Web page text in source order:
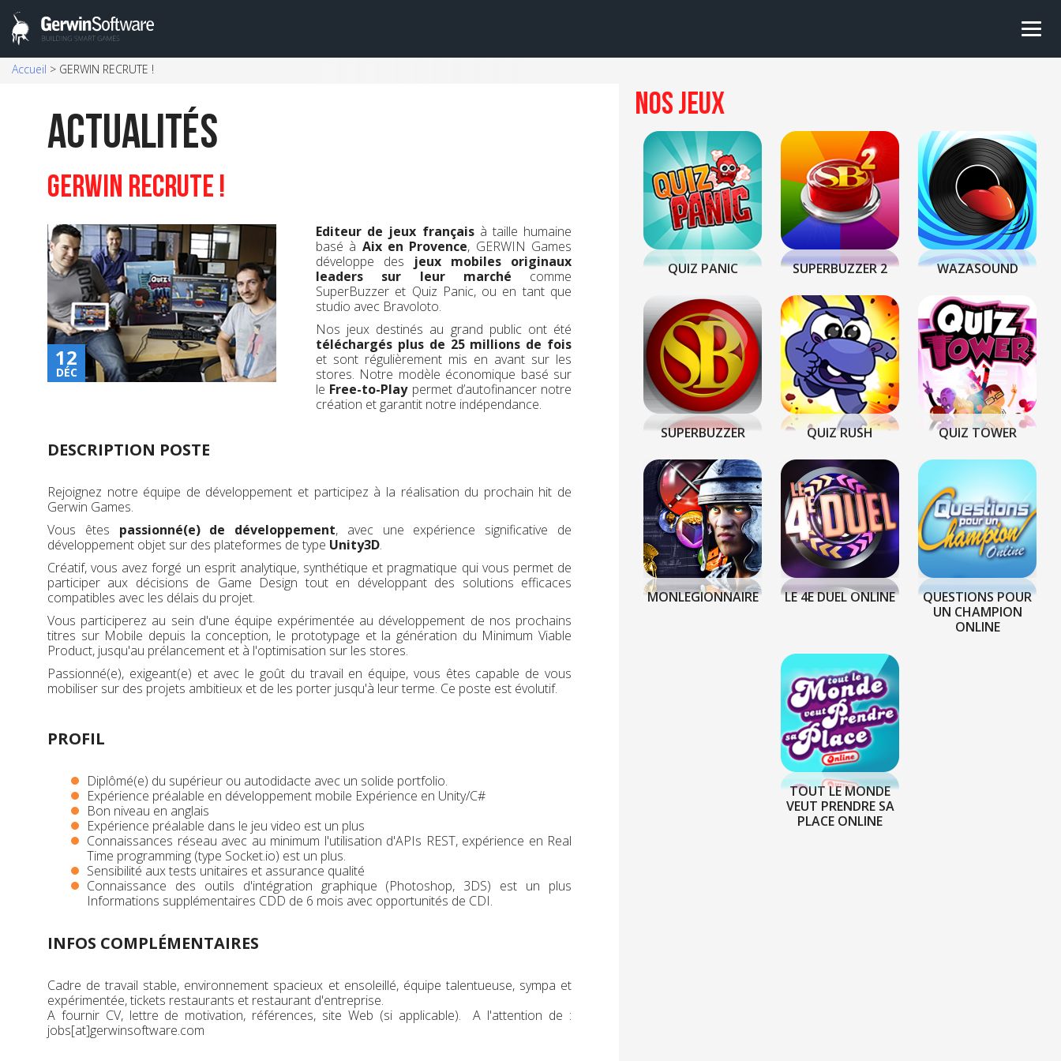
SkipAccueil > GERWIN RECRUTE !
Actualités
GERWIN RECRUTE !
12
DÉC
Editeur de jeux françaisà taille humaine
basé à Aix en Provence, GERWIN Games
développe des jeux mobiles originaux
leaders sur leur marché comme
SuperBuzzer et Quiz Panic, ou en tant que
studio avec Bravoloto.
Nos jeux destinés au grand public ont été
téléchargés plus de 25 millions de fois
et sont régulièrement mis en avant sur les
stores. Notre modèle économique basé sur
le Free-to-Playpermet d’autofinancer notre
création et garantit notre indépendance.
DESCRIPTION POSTE
Rejoignez notre équipe de développement et participez à la réalisation du prochain hit de
Gerwin Games.
Vous êtes passionné(e) de développement, avec une expérience significative de
développement objet sur des plateformes de type Unity3D.
Créatif, vous avez forgé un esprit analytique, synthétique et pragmatique qui vous permet de
participer aux décisions de Game Design tout en développant des solutions efficaces
compatibles avec les délais du projet.
Vous participerez au sein d'une équipe expérimentée au développement de nos prochains
titres sur Mobile depuis la conception, le prototypage et la génération du Minimum Viable
Product, jusqu'au prélancement et à l'optimisation sur les stores.
Passionné(e), exigeant(e) et avec le goût du travail en équipe, vous êtes capable de vous
mobiliser sur des projets ambitieux et de les porter jusqu'à leur terme. Ce poste est évolutif.
PROFIL
Diplômé(e) du supérieur ou autodidacte avec un solide portfolio.
Expérience préalable en développement mobile Expérience en Unity/C#
Bon niveau en anglais
Expérience préalable dans le jeu video est un plus
Connaissances réseau avec au minimum l'utilisation d'APIs REST, expérience en Real
Time programming (type Socket.io) est un plus.
Sensibilité aux tests unitaires et assurance qualité
Connaissance des outils d'intégration graphique (Photoshop, 3DS) est un plus
Informations supplémentaires CDD de 6 mois avec opportunités de CDI.
INFOS COMPLÉMENTAIRES
Cadre de travail stable, environnement spacieux et ensoleillé, équipe talentueuse, sympa et
expérimentée, tickets restaurants et restaurant d'entreprise.
A fournir CV, lettre de motivation, références, site Web (si applicable). A l'attention de :
jobs[at]gerwinsoftware.com
Nos Jeux
QUIZ PANIC SUPERBUZZER 2 WAZASOUND
SUPERBUZZER QUIZ RUSH QUIZ TOWER
MONLEGIONNAIRE LE 4E DUEL ONLINE
QUESTIONS POUR
UN CHAMPION
ONLINE
TOUT LE MONDE
VEUT PRENDRE SA
PLACE ONLINE